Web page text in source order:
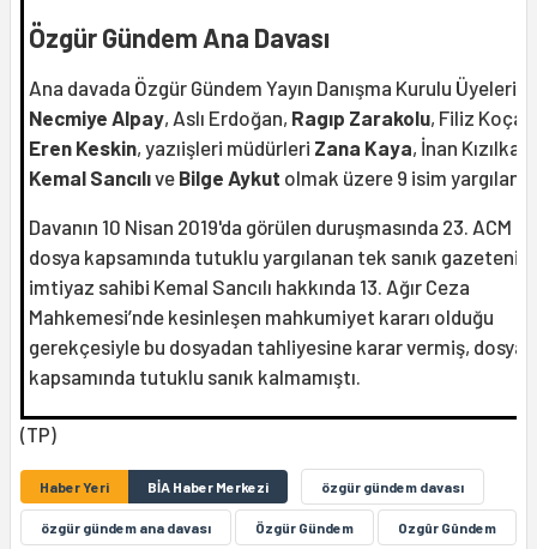
Özgür Gündem Ana Davası
Ana davada Özgür Gündem Yayın Danışma Kurulu Üyeleri
Necmiye Alpay, Aslı Erdoğan, Ragıp Zarakolu, Filiz Koçali,
Eren Keskin, yazıişleri müdürleri Zana Kaya, İnan
Kemal Sancılıve Bilge Aykut olmak üzere 9 isim
Davanın 10 Nisan 2019'da görülen duruşmasında 23. ACM
dosya kapsamında tutuklu yargılanan tek sanık gazetenin
imtiyaz sahibi Kemal Sancılı hakkında 13. Ağır Ceza
Mahkemesi’nde kesinleşen mahkumiyet kararı olduğu
gerekçesiyle bu dosyadan tahliyesine karar vermiş, dosya
kapsamında tutuklu sanık kalmamıştı.
(TP)
Haber Yeri BİA Haber Merkezi özgür gündem davası
özgür gündem ana davası Özgür Gündem Ozgûr Gûndem